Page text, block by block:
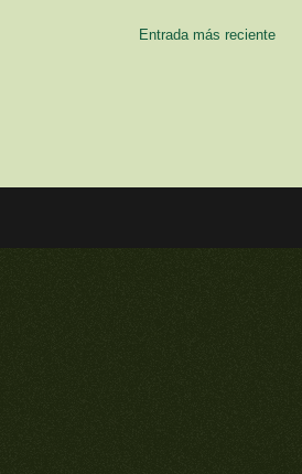
Entrada más reciente